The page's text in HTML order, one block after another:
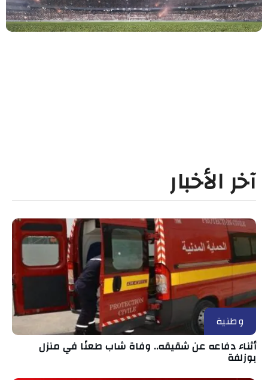
آخر الأخبار
وطنية
أثناء دفاعه عن شقيقه.. وفاة شاب طعنًا في منزل
بوزلفة